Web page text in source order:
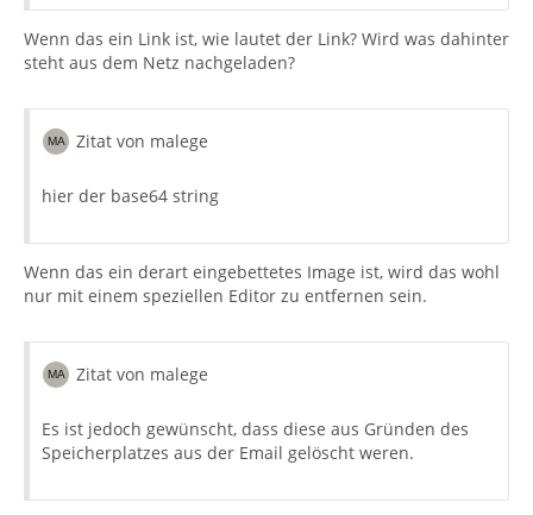
Wenn das ein Link ist, wie lautet der Link? Wird was dahinter
steht aus dem Netz nachgeladen?
Zitat von malege
hier der base64 string
Wenn das ein derart eingebettetes Image ist, wird das wohl
nur mit einem speziellen Editor zu entfernen sein.
Zitat von malege
Es ist jedoch gewünscht, dass diese aus Gründen des
Speicherplatzes aus der Email gelöscht weren.